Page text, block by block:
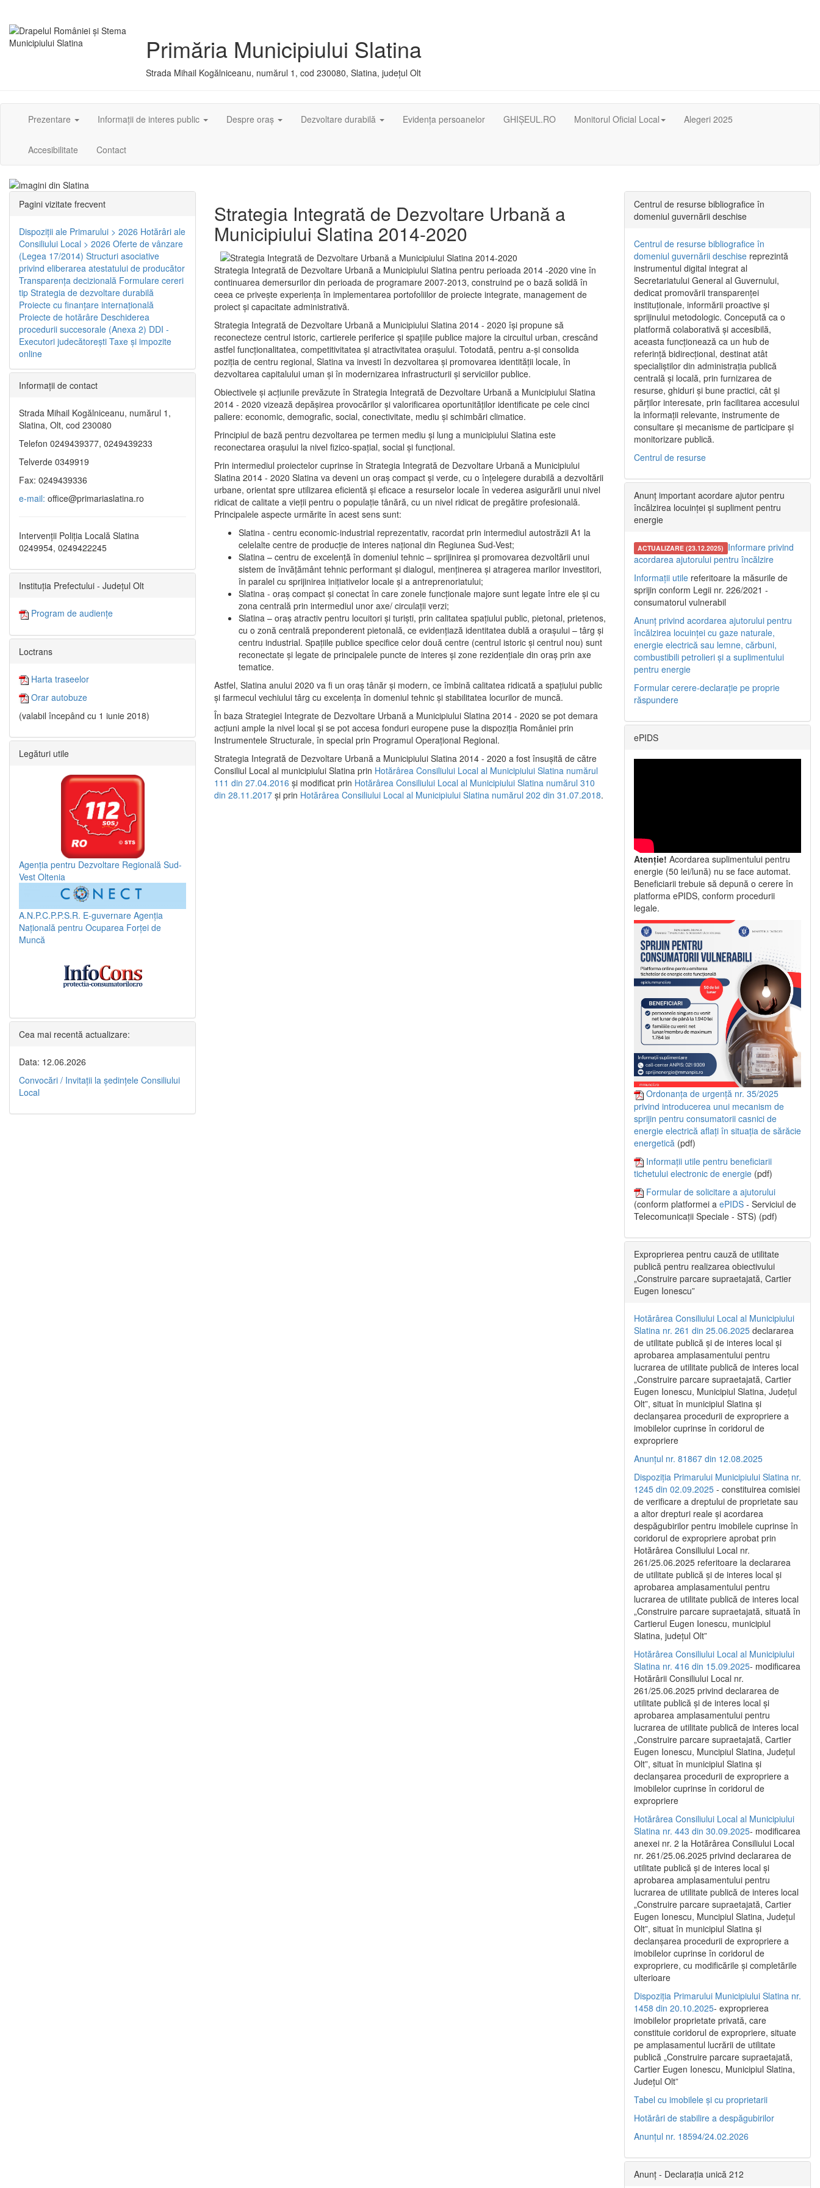
Primăria Municipiului Slatina
Strada Mihail Kogălniceanu, numărul 1, cod 230080, Slatina, județul Olt
Prezentare Informații de interes public Despre oraș Dezvoltare durabilă Evidența persoanelor GHIȘEUL.RO Monitorul Oficial Local Alegeri 2025
Accesibilitate Contact
Strategia Integrată de Dezvoltare Urbană a
Municipiului Slatina 2014-2020
Strategia Integrată de Dezvoltare Urbană a Municipiului Slatina pentru perioada 2014 -2020 vine în
continuarea demersurilor din perioada de programare 2007-2013, construind pe o bază solidă în
ceea ce priveşte experienţa în implementarea portofoliilor de proiecte integrate, management de
proiect și capacitate administrativă.
Strategia Integrată de Dezvoltare Urbană a Municipiului Slatina 2014 - 2020 își propune să
reconecteze centrul istoric, cartierele periferice şi spaţiile publice majore la circuitul urban, crescând
astfel funcţionalitatea, competitivitatea şi atractivitatea oraşului. Totodată, pentru a-şi consolida
poziţia de centru regional, Slatina va investi în dezvoltarea şi promovarea identităţii locale, în
dezvoltarea capitalului uman şi în modernizarea infrastructurii şi serviciilor publice.
Obiectivele şi acţiunile prevăzute în Strategia Integrată de Dezvoltare Urbană a Municipiului Slatina
2014 - 2020 vizează depășirea provocărilor şi valorificarea oportunităţilor identificate pe cele cinci
paliere: economic, demografic, social, conectivitate, mediu şi schimbări climatice.
Principiul de bază pentru dezvoltarea pe termen mediu şi lung a municipiului Slatina este
reconectarea oraşului la nivel fizico-spaţial, social şi funcţional.
Prin intermediul proiectelor cuprinse în Strategia Integrată de Dezvoltare Urbană a Municipiului
Slatina 2014 - 2020 Slatina va deveni un oraş compact şi verde, cu o înţelegere durabilă a dezvoltării
urbane, orientat spre utilizarea eficientă şi eficace a resurselor locale în vederea asigurării unui nivel
ridicat de calitate a vieţii pentru o populaţie tânără, cu un nivel ridicat de pregătire profesională.
Principalele aspecte urmărite în acest sens sunt:
Slatina - centru economic-industrial reprezentativ, racordat prin intermediul autostrăzii A1 la
celelalte centre de producţie de interes naţional din Regiunea Sud-Vest;
Slatina – centru de excelenţă în domeniul tehnic – sprijinirea şi promovarea dezvoltării unui
sistem de învăţământ tehnic performant şi dialogul, menţinerea şi atragerea marilor investitori,
în paralel cu sprijinirea iniţiativelor locale şi a antreprenoriatului;
Slatina - oraş compact şi conectat în care zonele funcţionale majore sunt legate între ele şi cu
zona centrală prin intermediul unor axe/ circulații verzi;
Slatina – oraş atractiv pentru locuitori şi turişti, prin calitatea spaţiului public, pietonal, prietenos,
cu o zonă centrală preponderent pietonală, ce evidenţiază identitatea dublă a oraşului – târg şi
centru industrial. Spaţiile publice specifice celor două centre (centrul istoric şi centrul nou) sunt
reconectate şi legate de principalele puncte de interes şi zone rezidenţiale din oraş prin axe
tematice.
Astfel, Slatina anului 2020 va fi un oraş tânăr şi modern, ce îmbină calitatea ridicată a spaţiului public
şi farmecul vechiului târg cu excelenţa în domeniul tehnic şi stabilitatea locurilor de muncă.
În baza Strategiei Integrate de Dezvoltare Urbană a Municipiului Slatina 2014 - 2020 se pot demara
acţiuni ample la nivel local şi se pot accesa fonduri europene puse la dispoziţia României prin
Instrumentele Structurale, în special prin Programul Operațional Regional.
Strategia Integrată de Dezvoltare Urbană a Municipiului Slatina 2014 - 2020 a fost însuşită de către
Consiliul Local al municipiului Slatina prin Hotărârea Consiliului Local al Municipiului Slatina numărul
111 din 27.04.2016 și modificat prin Hotărârea Consiliului Local al Municipiului Slatina numărul 310
din 28.11.2017 și prin Hotărârea Consiliului Local al Municipiului Slatina numărul 202 din 31.07.2018.
Pagini vizitate frecvent
Dispoziţii ale Primarului > 2026 Hotărâri ale
Consiliului Local > 2026 Oferte de vânzare
(Legea 17/2014) Structuri asociative
privind eliberarea atestatului de producător
Transparenţa decizională Formulare cereri
tip Strategia de dezvoltare durabilă
Proiecte cu finanţare internaţională
Proiecte de hotărâre Deschiderea
procedurii succesorale (Anexa 2) DDI -
Executori judecătorești Taxe şi impozite
online
Informaţii de contact
Strada Mihail Kogălniceanu, numărul 1,
Slatina, Olt, cod 230080
Telefon 0249439377, 0249439233
Telverde 0349919
Fax: 0249439336
e-mail: office@primariaslatina.ro
Intervenții Poliția Locală Slatina
0249954, 0249422245
Instituția Prefectului - Județul Olt
Program de audiențe
Loctrans
Harta traseelor
Orar autobuze
(valabil începând cu 1 iunie 2018)
Legături utile
Agenția pentru Dezvoltare Regională Sud-
Vest Oltenia
A.N.P.C.P.P.S.R. E-guvernare Agenția
Națională pentru Ocuparea Forței de
Muncă
Cea mai recentă actualizare:
Data: 12.06.2026
Convocări / Invitaţii la şedinţele Consiliului
Local
Centrul de resurse bibliografice în
domeniul guvernării deschise
Centrul de resurse bibliografice în
domeniul guvernării deschise reprezintă
instrumentul digital integrat al
Secretariatului General al Guvernului,
dedicat promovării transparenței
instituționale, informării proactive și
sprijinului metodologic. Concepută ca o
platformă colaborativă și accesibilă,
aceasta funcționează ca un hub de
referință bidirecțional, destinat atât
specialiștilor din administrația publică
centrală și locală, prin furnizarea de
resurse, ghiduri și bune practici, cât și
părților interesate, prin facilitarea accesului
la informații relevante, instrumente de
consultare și mecanisme de participare și
monitorizare publică.
Centrul de resurse
Anunț important acordare ajutor pentru
încălzirea locuinței și supliment pentru
energie
ACTUALIZARE (23.12.2025) Informare privind
acordarea ajutorului pentru încălzire
Informații utile referitoare la măsurile de
sprijin conform Legii nr. 226/2021 -
consumatorul vulnerabil
Anunț privind acordarea ajutorului pentru
încălzirea locuinței cu gaze naturale,
energie electrică sau lemne, cărbuni,
combustibili petrolieri și a suplimentului
pentru energie
Formular cerere-declarație pe proprie
răspundere
ePIDS
Atenție! Acordarea suplimentului pentru
energie (50 lei/lună) nu se face automat.
Beneficiarii trebuie să depună o cerere în
platforma ePIDS, conform procedurii
legale.
Ordonanța de urgență nr. 35/2025
privind introducerea unui mecanism de
sprijin pentru consumatorii casnici de
energie electrică aflați în situația de sărăcie
energetică (pdf)
Informații utile pentru beneficiarii
tichetului electronic de energie (pdf)
Formular de solicitare a ajutorului
(conform platformei a ePIDS - Serviciul de
Telecomunicații Speciale - STS) (pdf)
Exproprierea pentru cauză de utilitate
publică pentru realizarea obiectivului
„Construire parcare supraetajată, Cartier
Eugen Ionescu”
Hotărârea Consiliului Local al Municipiului
Slatina nr. 261 din 25.06.2025 declararea
de utilitate publică și de interes local și
aprobarea amplasamentului pentru
lucrarea de utilitate publică de interes local
„Construire parcare supraetajată, Cartier
Eugen Ionescu, Municipiul Slatina, Județul
Olt”, situat în municipiul Slatina și
declanșarea procedurii de expropriere a
imobilelor cuprinse în coridorul de
expropriere
Anunțul nr. 81867 din 12.08.2025
Dispoziția Primarului Municipiului Slatina nr.
1245 din 02.09.2025 - constituirea comisiei
de verificare a dreptului de proprietate sau
a altor drepturi reale și acordarea
despăgubirilor pentru imobilele cuprinse în
coridorul de expropriere aprobat prin
Hotărârea Consiliului Local nr.
261/25.06.2025 referitoare la declararea
de utilitate publică și de interes local și
aprobarea amplasamentului pentru
lucrarea de utilitate publică de interes local
„Construire parcare supraetajată, situată în
Cartierul Eugen Ionescu, municipiul
Slatina, județul Olt”
Hotărârea Consiliului Local al Municipiului
Slatina nr. 416 din 15.09.2025- modificarea
Hotărârii Consiliului Local nr.
261/25.06.2025 privind declararea de
utilitate publică și de interes local și
aprobarea amplasamentului pentru
lucrarea de utilitate publică de interes local
„Construire parcare supraetajată, Cartier
Eugen Ionescu, Muncipiul Slatina, Județul
Olt”, situat în municipiul Slatina și
declanșarea procedurii de expropriere a
imobilelor cuprinse în coridorul de
expropriere
Hotărârea Consiliului Local al Municipiului
Slatina nr. 443 din 30.09.2025- modificarea
anexei nr. 2 la Hotărârea Consiliului Local
nr. 261/25.06.2025 privind declararea de
utilitate publică şi de interes local şi
aprobarea amplasamentului pentru
lucrarea de utilitate publică de interes local
„Construire parcare supraetajată, Cartier
Eugen Ionescu, Muncipiul Slatina, Judeţul
Olt”, situat în municipiul Slatina şi
declanşarea procedurii de expropriere a
imobilelor cuprinse în coridorul de
expropriere, cu modificările şi completările
ulterioare
Dispoziția Primarului Municipiului Slatina nr.
1458 din 20.10.2025- exproprierea
imobilelor proprietate privată, care
constituie coridorul de expropriere, situate
pe amplasamentul lucrării de utilitate
publică „Construire parcare supraetajată,
Cartier Eugen Ionescu, Municipiul Slatina,
Județul Olt”
Tabel cu imobilele și cu proprietarii
Hotărâri de stabilire a despăgubirilor
Anunțul nr. 18594/24.02.2026
Anunț - Declarația unică 212